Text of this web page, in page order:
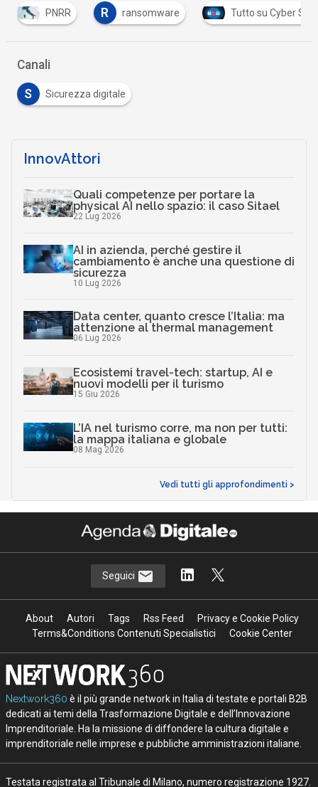
PNRR R ransomware Tutto su Cyber Security
Canali
S Sicurezza digitale
InnovAttori
Quali competenze per portare la
physical AI nello spazio: il caso Sitael
22 Lug 2026
AI in azienda, perché gestire il
cambiamento è anche una questione di
sicurezza
10 Lug 2026
Data center, quanto cresce l’Italia: ma
attenzione al thermal management
06 Lug 2026
Ecosistemi travel-tech: startup, AI e
nuovi modelli per il turismo
15 Giu 2026
L’IA nel turismo corre, ma non per tutti:
la mappa italiana e globale
08 Mag 2026
Vedi tutti gli approfondimenti >
Seguici
About Autori Tags Rss Feed
Privacy e Cookie Policy
Terms&Conditions Contenuti Specialistici
Cookie Center
Nextwork360 è il più grande network in Italia di testate e portali B2B
dedicati ai temi della Trasformazione Digitale e dell’Innovazione
Imprenditoriale. Ha la missione di diffondere la cultura digitale e
imprenditoriale nelle imprese e pubbliche amministrazioni italiane.
Testata registrata al Tribunale di Milano, numero registrazione 1927.